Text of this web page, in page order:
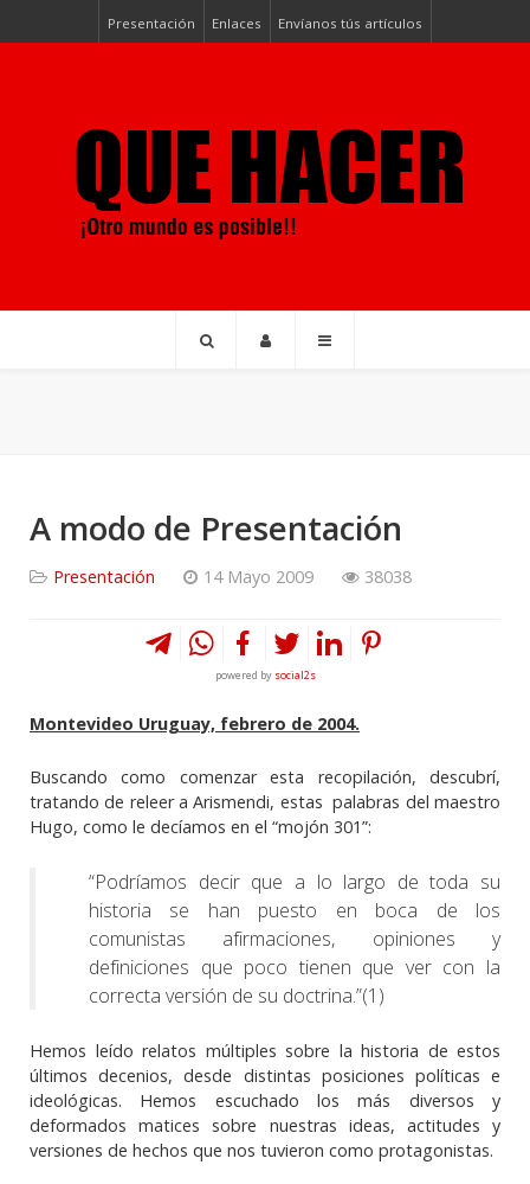
Presentación Enlaces Envíanos tús artículos
A modo de Presentación
Presentación 14 Mayo 2009 38038
powered by social2s
Montevideo Uruguay, febrero de 2004.
Buscando como comenzar esta recopilación, descubrí,
tratando de releer a Arismendi, estas palabras del maestro
Hugo, como le decíamos en el “mojón 301”:
“Podríamos decir que a lo largo de toda su
historia se han puesto en boca de los
comunistas afirmaciones, opiniones y
definiciones que poco tienen que ver con la
correcta versión de su doctrina.”(1)
Hemos leído relatos múltiples sobre la historia de estos
últimos decenios, desde distintas posiciones políticas e
ideológicas. Hemos escuchado los más diversos y
deformados matices sobre nuestras ideas, actitudes y
versiones de hechos que nos tuvieron como protagonistas.